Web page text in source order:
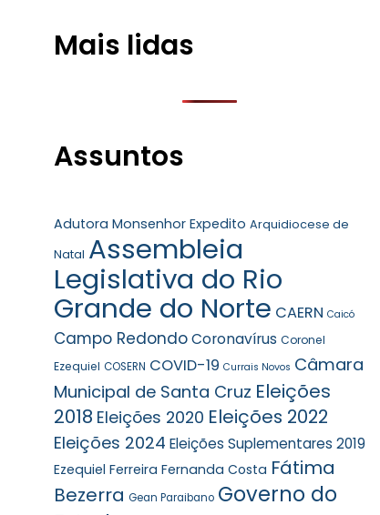
Mais lidas
Assuntos
Adutora Monsenhor Expedito Arquidiocese de
Natal Assembleia
Legislativa do Rio
Grande do Norte CAERN Caicó
Campo Redondo Coronavírus Coronel
Ezequiel COSERN COVID-19 Currais Novos Câmara
Municipal de Santa Cruz Eleições
2018 Eleições 2020 Eleições 2022
Eleições 2024 Eleições Suplementares 2019
Ezequiel Ferreira Fernanda Costa Fátima
Bezerra Gean Paraibano Governo do